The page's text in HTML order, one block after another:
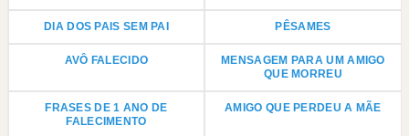
DIA DOS PAIS SEM PAI PÊSAMES
AVÔ FALECIDO
MENSAGEM PARA UM AMIGO
QUE MORREU
FRASES DE 1 ANO DE
FALECIMENTO
AMIGO QUE PERDEU A MÃE